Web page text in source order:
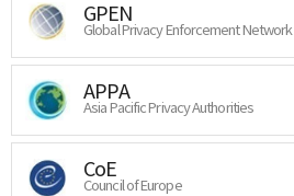
GPEN
Global Privacy Enforcement Network
APPA
Asia Pacific Privacy Authorities
CoE
Council of Europe